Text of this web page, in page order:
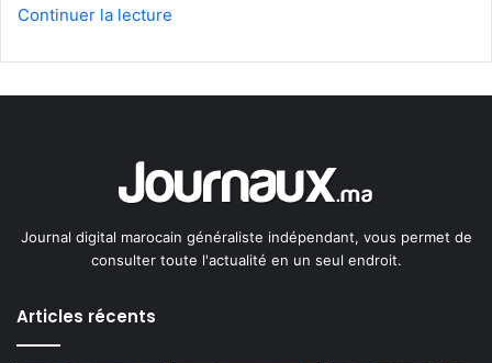
Continuer la lecture
Journal digital marocain généraliste indépendant, vous permet de
consulter toute l'actualité en un seul endroit.
Articles récents